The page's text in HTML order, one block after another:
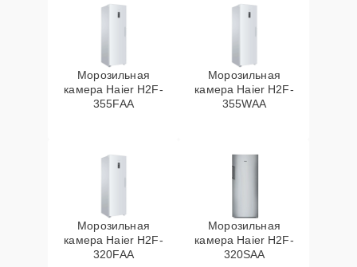
Морозильная
камера Haier H2F-
355FAA
Морозильная
камера Haier H2F-
355WAA
Морозильная
камера Haier H2F-
320FAA
Морозильная
камера Haier H2F-
320SAA